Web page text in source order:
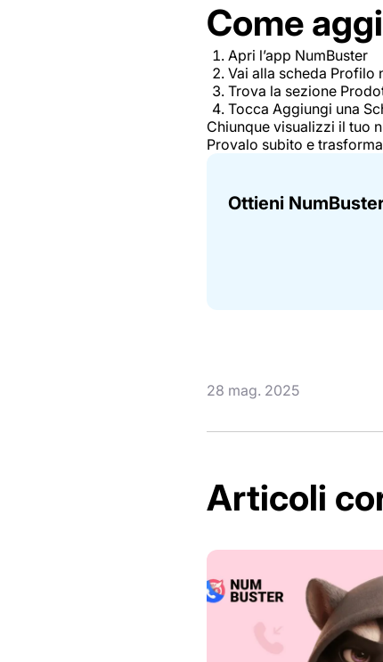
Come
Apri l’app NumBuster
Vai alla scheda Profilo
Trova la sezione
Tocca Aggiungi una
Chiunque visualizzi il tuo
Provalo subito e
Ottieni
28 mag. 2025
Articoli